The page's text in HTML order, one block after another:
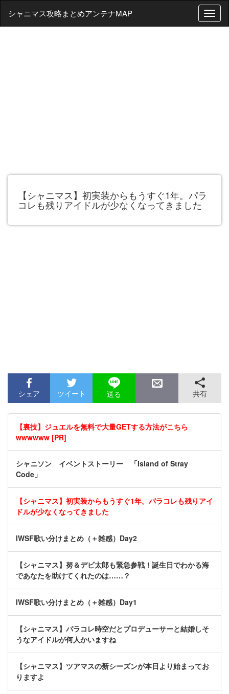
T
o
シャニマス攻略まとめアンテナMAP
【シャニマス】初実装からもうすぐ1年。パラ
コレも残りアイドルが少なくなってきました
シェア ツイート 送る 共有
【裏技】ジュエルを無料で大量GETする方法がこちら
wwwwww [PR]
シャニソン イベントストーリー 「Island of Stray
Code」
【シャニマス】初実装からもうすぐ1年。パラコレも残りアイ
ドルが少なくなってきました
IWSF歌い分けまとめ（＋雑感）Day2
【シャニマス】努＆デビ太郎も緊急参戦！誕生日でわかる海
であなたを助けてくれたのは……？
IWSF歌い分けまとめ（＋雑感）Day1
【シャニマス】パラコレ時空だとプロデューサーと結婚しそ
うなアイドルが何人かいますね
【シャニマス】ツアマスの新シーズンが本日より始まってお
りますよ